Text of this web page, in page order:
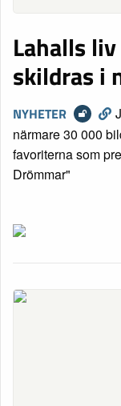
Lahalls
skildras i
NYHETER
närmare 30 000
favoriterna som
Drömmar"